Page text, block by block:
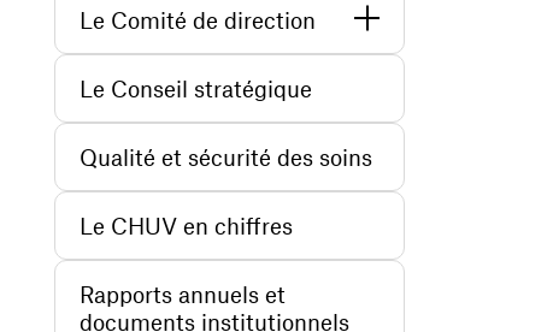
Le Comité de direction
Le Conseil stratégique
Qualité et sécurité des soins
Le CHUV en chiffres
Rapports annuels et
documents institutionnels